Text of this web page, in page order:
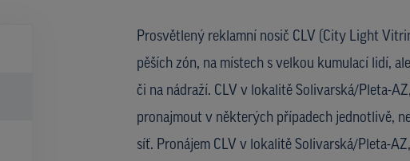
Prosvětlený reklamní nosič CLV (City Light
pěších zón, na místech s velkou kumulací lidí,
či na nádraží. CLV v lokalitě Solivarská/Pleta-
pronajmout v některých případech jednotlivě,
síť. Pronájem CLV v lokalitě Solivarská/Pleta-